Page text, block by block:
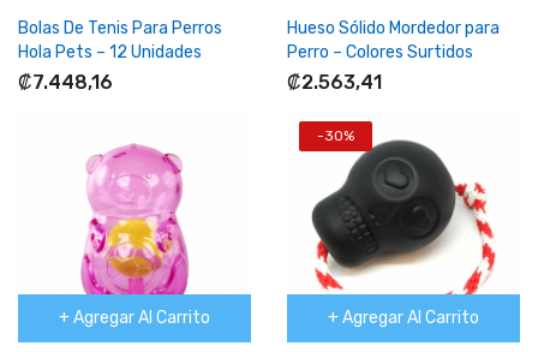
Bolas De Tenis Para Perros
Hola Pets – 12 Unidades
₡7.448,16
Hueso Sólido Mordedor para
Perro – Colores Surtidos
₡2.563,41
+ Agregar Al Carrito
-30%
+ Agregar Al Carrito